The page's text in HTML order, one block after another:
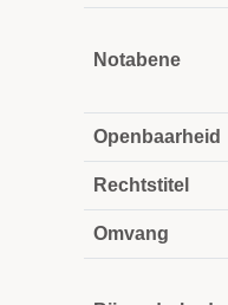
Notabene
Openbaarheid
Rechtstitel
Omvang